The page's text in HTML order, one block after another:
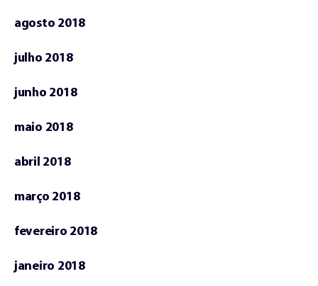
agosto 2018
julho 2018
junho 2018
maio 2018
abril 2018
março 2018
fevereiro 2018
janeiro 2018